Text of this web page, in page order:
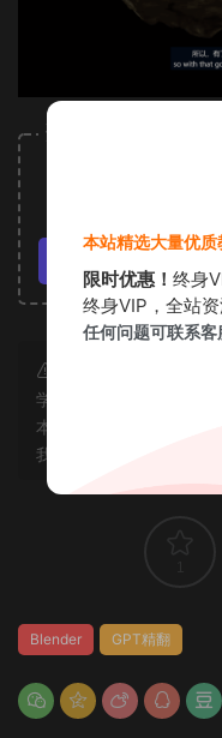
资源下载
声明：本站所有资源
学习交流使用，如资源
本站侵犯了您的合法权
我们深表歉意。
Blender GPT精翻
本站精选大量优
限时优惠！ 终身
终身VIP，全站资
任何问题可联系